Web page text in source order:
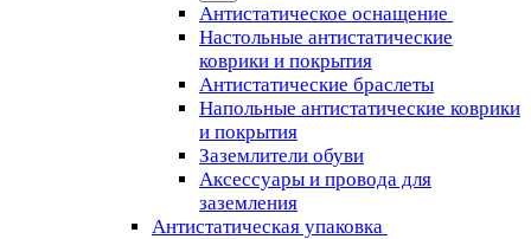
Антистатическое оснащение
Настольные антистатические
коврики и покрытия
Антистатические браслеты
Напольные антистатические коврики
и покрытия
Заземлители обуви
Аксессуары и провода для
заземления
Антистатическая упаковка